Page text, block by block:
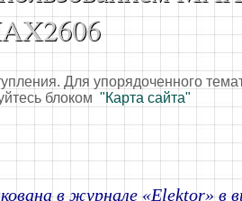
Для упорядоченного
блоком "Карта сайта"
в журнале «Elektor» в